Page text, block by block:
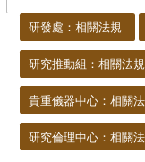
研發處：相關法規
研究推動組：相關法規
貴重儀器中心：相關
研究倫理中心：相關